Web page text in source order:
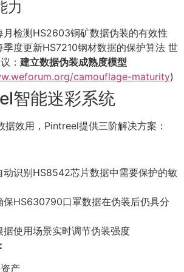
力
月检测HS2603铜矿数据伪装的有效性
季度更新HS7210钢材数据的保护算法 世
： 建立数据伪装成熟度模型
camouflage-maturity)
智能迷彩系统
据效用，Pintreel提供三阶解决方案：
动识别HS8542芯片数据中需要保护的敏
保HS630790口罩数据在伪装后仍具分
据使用场景实时调节伪装强度
产